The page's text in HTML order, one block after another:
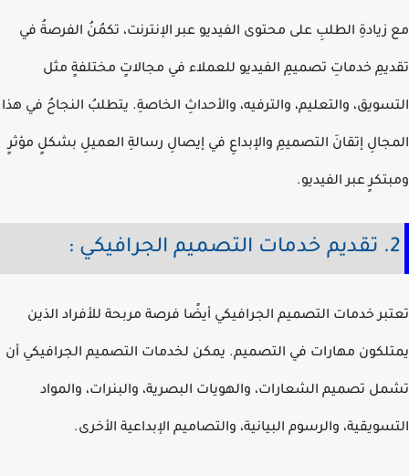
الطلبِ على محتوى الفيديو عبر الإنترنت، تكمُنُ الفرصةُ في
خدماتِ تصميمِ الفيديو للعملاء في مجالاتٍ مختلفةٍ مثل
والتعليم، والترفيه، والأحداثِ الخاصةِ. يتطلبُ النجاحُ في هذا
إتقانَ التصميمِ والإبداعِ في إيصالِ رسالةِ العميلِ بشكلٍ مؤثرٍ
عبر الفيديو.
خدمات التصميم الجرافيكي أيضًا فرصة مربحة للأفراد الذين
مهارات في التصميم. يمكن لخدمات التصميم الجرافيكي أن
تصميم الشعارات، والهويات البصرية، والبنرات، والمواد
والرسوم البيانية، والتصاميم الإبداعية الأخرى.